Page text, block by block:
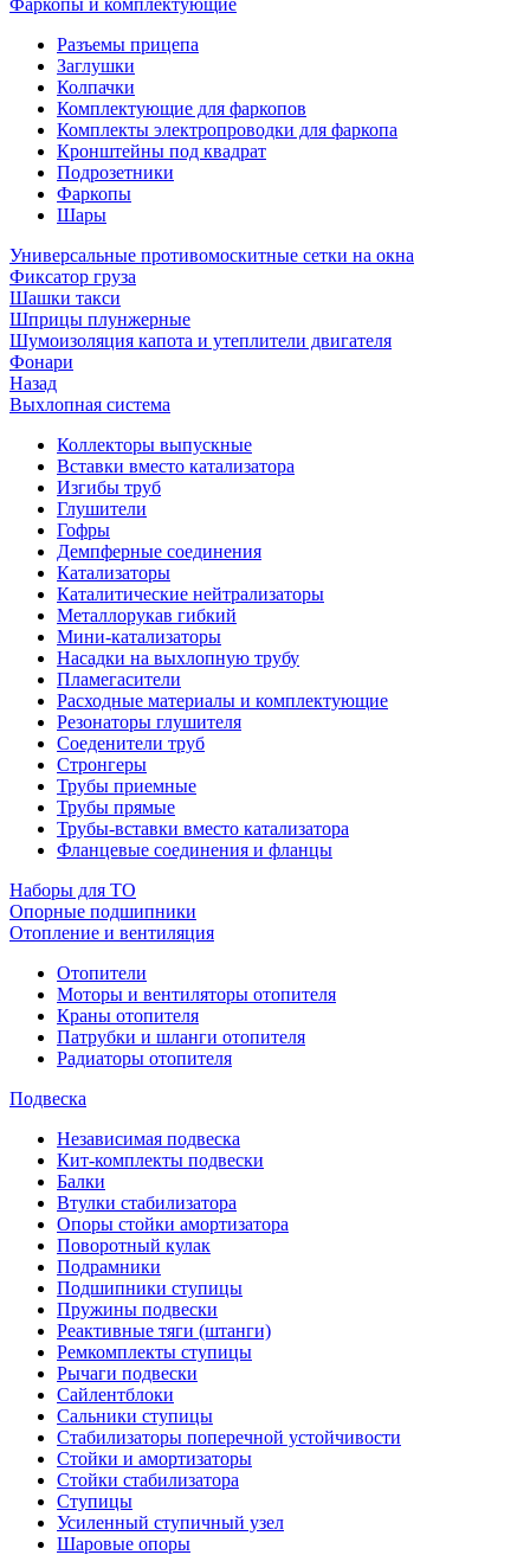
Фаркопы и комплектующие
Разъемы прицепа
Заглушки
Колпачки
Комплектующие для фаркопов
Комплекты электропроводки для фаркопа
Кронштейны под квадрат
Подрозетники
Фаркопы
Шары
Универсальные противомоскитные сетки на окна
Фиксатор груза
Шашки такси
Шприцы плунжерные
Шумоизоляция капота и утеплители двигателя
Фонари
Назад
Выхлопная система
Коллекторы выпускные
Вставки вместо катализатора
Изгибы труб
Глушители
Гофры
Демпферные соединения
Катализаторы
Каталитические нейтрализаторы
Металлорукав гибкий
Мини-катализаторы
Насадки на выхлопную трубу
Пламегасители
Расходные материалы и комплектующие
Резонаторы глушителя
Соеденители труб
Стронгеры
Трубы приемные
Трубы прямые
Трубы-вставки вместо катализатора
Фланцевые соединения и фланцы
Наборы для ТО
Опорные подшипники
Отопление и вентиляция
Отопители
Моторы и вентиляторы отопителя
Краны отопителя
Патрубки и шланги отопителя
Радиаторы отопителя
Подвеска
Независимая подвеска
Кит-комплекты подвески
Балки
Втулки стабилизатора
Опоры стойки амортизатора
Поворотный кулак
Подрамники
Подшипники ступицы
Пружины подвески
Реактивные тяги (штанги)
Ремкомплекты ступицы
Рычаги подвески
Сайлентблоки
Сальники ступицы
Стабилизаторы поперечной устойчивости
Стойки и амортизаторы
Стойки стабилизатора
Ступицы
Усиленный ступичный узел
Шаровые опоры